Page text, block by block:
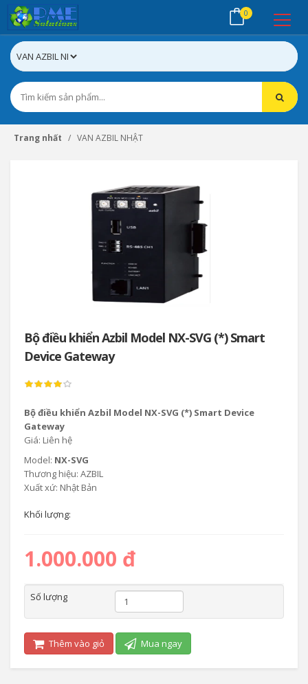
0
Trang nhất VAN AZBIL NHẬT
Bộ điều khiển Azbil Model NX-SVG (*) Smart
Device Gateway
Bộ điều khiển Azbil Model NX-SVG (*) Smart Device
Gateway
Giá: Liên hệ
Model: NX-SVG
Thương hiệu: AZBIL
Xuất xứ: Nhật Bản
Khối lượng:
1.000.000 đ
Số lượng
Thêm vào giỏ Mua ngay